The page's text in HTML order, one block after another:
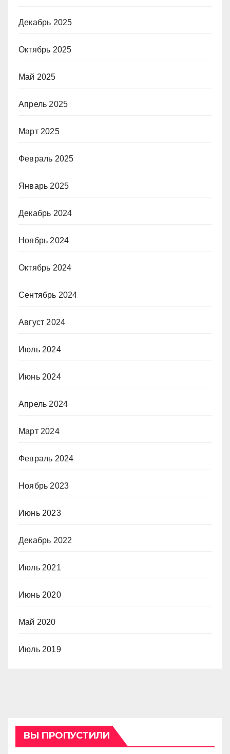
Декабрь 2025
Октябрь 2025
Май 2025
Апрель 2025
Март 2025
Февраль 2025
Январь 2025
Декабрь 2024
Ноябрь 2024
Октябрь 2024
Сентябрь 2024
Август 2024
Июль 2024
Июнь 2024
Апрель 2024
Март 2024
Февраль 2024
Ноябрь 2023
Июнь 2023
Декабрь 2022
Июль 2021
Июнь 2020
Май 2020
Июль 2019
ВЫ ПРОПУСТИЛИ